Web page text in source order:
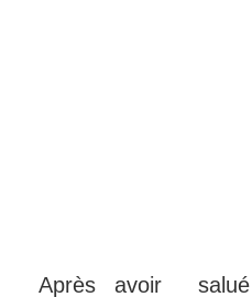
Après avoir